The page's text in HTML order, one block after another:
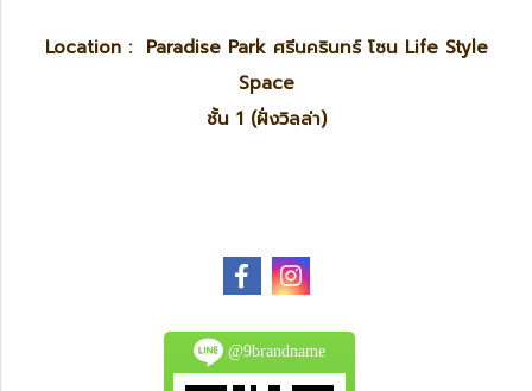
Location : Paradise Park ศรีนครินทร์ โซน Life Style
Space
ชั้น 1 (ฝั่งวิลล่า)
@9brandname